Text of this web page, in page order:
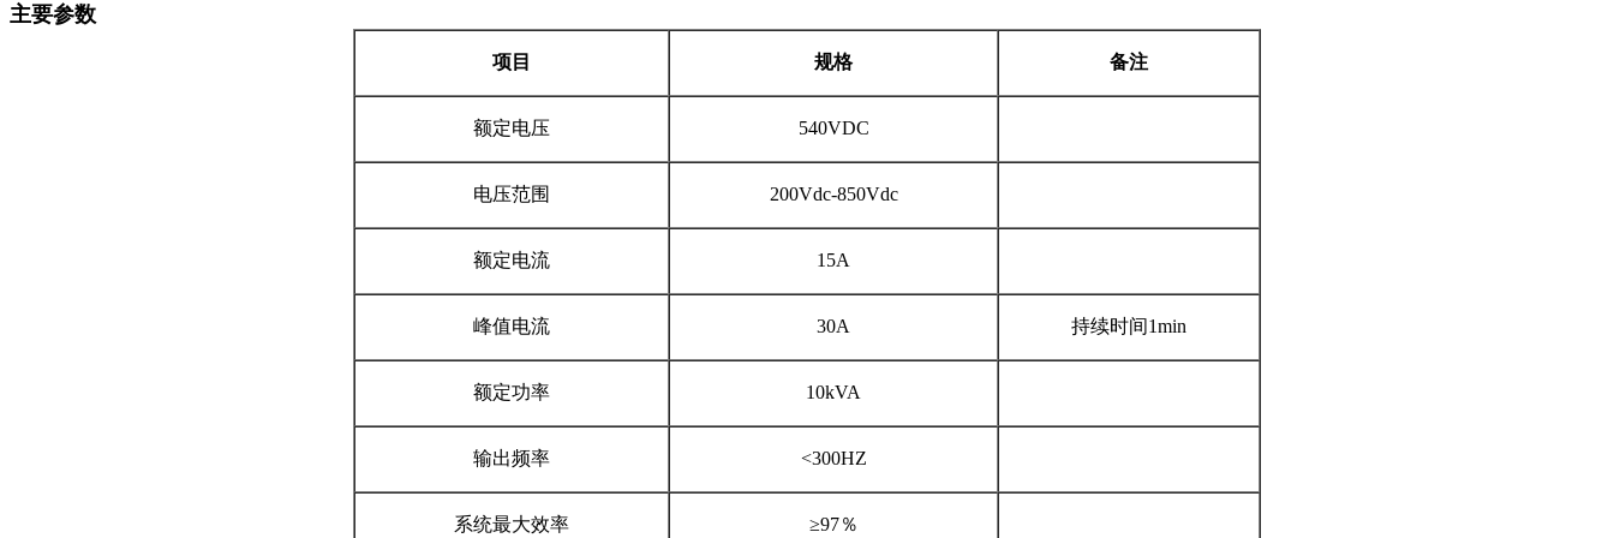
主要参数
项目 规格 备注
额定电压 540VDC
电压范围 200Vdc-850Vdc
额定电流 15A
峰值电流 30A 持续时间1min
额定功率 10kVA
输出频率 <300HZ
系统最大效率 ≥97％